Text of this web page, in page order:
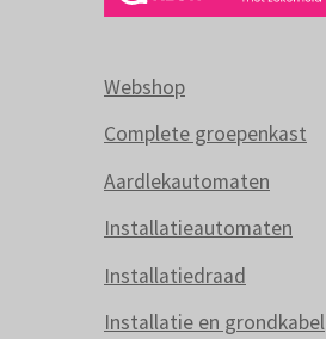
Webshop
Complete groepenkast
Aardlekautomaten
Installatieautomaten
Installatiedraad
Installatie en grondkabel